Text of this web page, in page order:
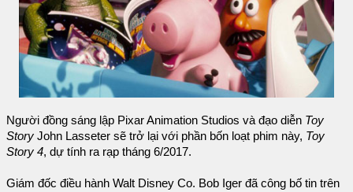
Người đồng sáng lập Pixar Animation Studios và đạo diễn Toy
Story John Lasseter sẽ trở lại với phần bốn loạt phim này, Toy
Story 4, dự tính ra rạp tháng 6/2017.
Giám đốc điều hành Walt Disney Co. Bob Iger đã công bố tin trên